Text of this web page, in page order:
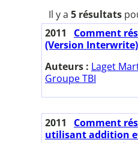
Il y a 5 résultats
2011
Comment
(Version
Auteurs : Laget
Groupe TBI
2011
Comment
utilisant addition